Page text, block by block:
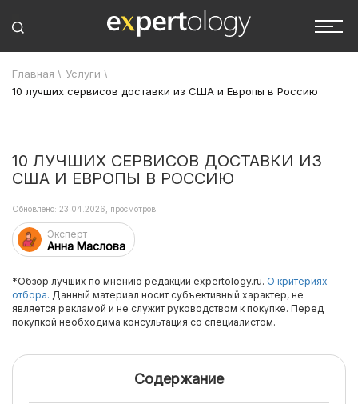
Главная \ Услуги \
10 лучших сервисов доставки из США и Европы в Россию
10 ЛУЧШИХ СЕРВИСОВ ДОСТАВКИ ИЗ
США И ЕВРОПЫ В РОССИЮ
Эксперт
Анна Маслова
Обновлено: 23.04.2026, просмотров:
*Обзор лучших по мнению редакции expertology.ru. О критериях
отбора. Данный материал носит субъективный характер, не
является рекламой и не служит руководством к покупке. Перед
покупкой необходима консультация со специалистом.
Содержание